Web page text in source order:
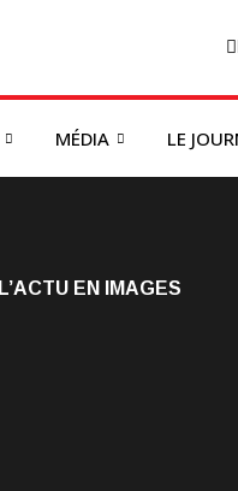
MÉDIA LE
L’ACTU EN IMAGES